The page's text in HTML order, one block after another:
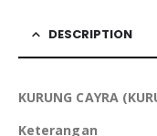
DESCRIPTION
KURUNG CAYRA
Keterangan